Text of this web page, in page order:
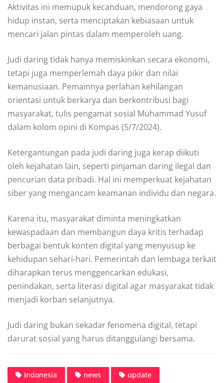
Aktivitas ini memupuk kecanduan, mendorong gaya
hidup instan, serta menciptakan kebiasaan untuk
mencari jalan pintas dalam memperoleh uang.
Judi daring tidak hanya memiskinkan secara ekonomi,
tetapi juga memperlemah daya pikir dan nilai
kemanusiaan. Pemainnya perlahan kehilangan
orientasi untuk berkarya dan berkontribusi bagi
masyarakat, tulis pengamat sosial Muhammad Yusuf
dalam kolom opini di Kompas (5/7/2024).
Ketergantungan pada judi daring juga kerap diikuti
oleh kejahatan lain, seperti pinjaman daring ilegal dan
pencurian data pribadi. Hal ini memperkuat kejahatan
siber yang mengancam keamanan individu dan negara.
Karena itu, masyarakat diminta meningkatkan
kewaspadaan dan membangun daya kritis terhadap
berbagai bentuk konten digital yang menyusup ke
kehidupan sehari-hari. Pemerintah dan lembaga terkait
diharapkan terus menggencarkan edukasi,
penindakan, serta literasi digital agar masyarakat tidak
menjadi korban selanjutnya.
Judi daring bukan sekadar fenomena digital, tetapi
darurat sosial yang harus ditanggulangi bersama.
Indonesia news update